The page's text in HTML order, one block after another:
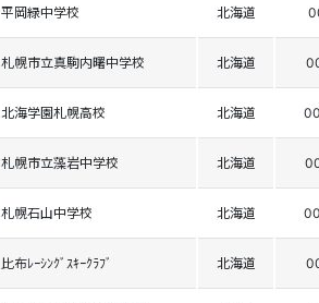
平岡緑中学校 北海道
札幌市立真駒内曙中学校 北海道
北海学園札幌高校 北海道
札幌市立藻岩中学校 北海道
札幌石山中学校 北海道
比布ﾚｰｼﾝｸﾞｽｷｰｸﾗﾌﾞ 北海道